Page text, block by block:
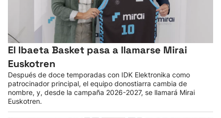
Ciclismo
Herri-kirolak
Balonmano
El Ibaeta Basket pasa a llamarse Mirai
Euskotren
Después de doce temporadas con IDK Elektronika como
patrocinador principal, el equipo donostiarra cambia de
nombre, y, desde la campaña 2026-2027, se llamará Mirai
Euskotren.